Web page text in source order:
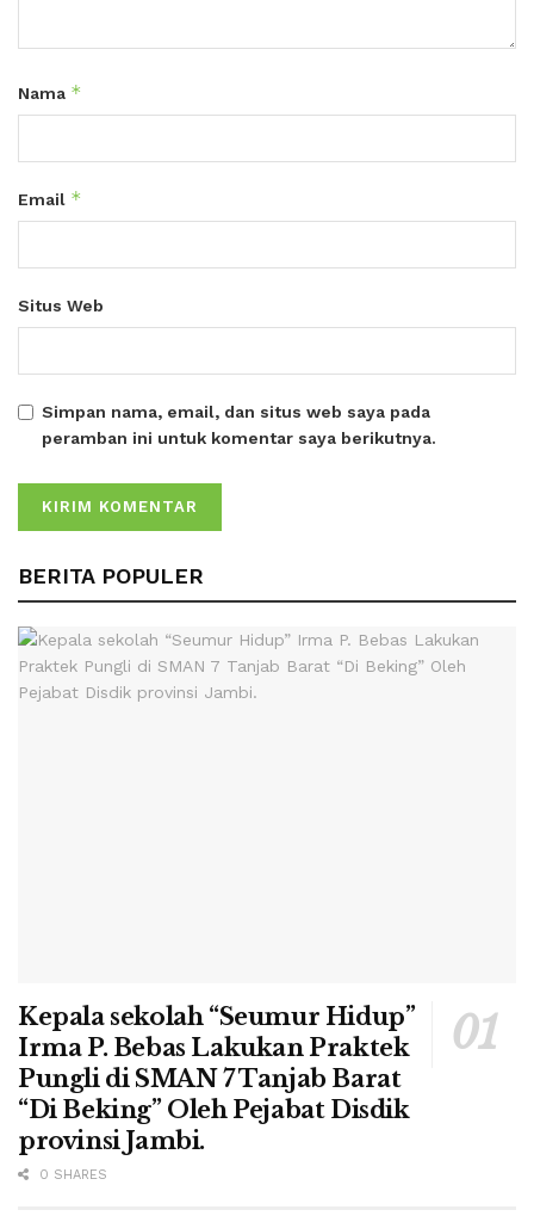
Nama *
Email *
Situs Web
Simpan nama, email, dan situs web saya pada
peramban ini untuk komentar saya berikutnya.
BERITA POPULER
Kepala sekolah “Seumur Hidup”
Irma P. Bebas Lakukan Praktek
Pungli di SMAN 7 Tanjab Barat
“Di Beking” Oleh Pejabat Disdik
provinsi Jambi.
0 SHARES